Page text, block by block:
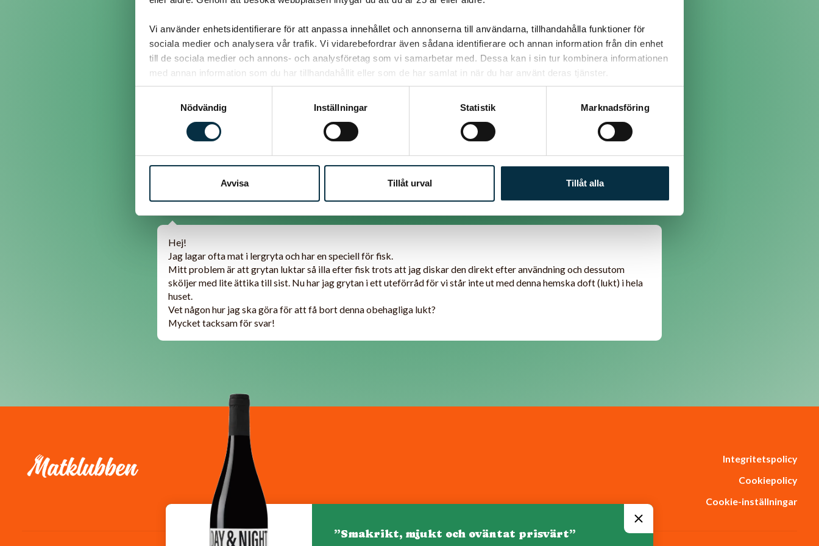
Vi använder enhetsidentifierare för att anpassa innehållet och annonserna till användarna, tillhandahålla funktioner för
sociala medier och analysera vår trafik. Vi vidarebefordrar även sådana identifierare och annan information från din enhet
till de sociala medier och annons- och analysföretag som vi samarbetar med. Dessa kan i sin tur kombinera informationen
med annan information som du har tillhandahållit eller som de har samlat in när du har använt deras tjänster.
Nödvändig
Inställningar Statistik Marknadsföring
Avvisa Tillåt urval Tillåt alla
Det låter som du får slänga den....Det har satt sig i leran..Jag bara gissar nu, men lera är poröst. därför drar den åt sig
smaker....
Jag brukar diska stekpannan med kaffesump om jag stekt fisk i den. Tar bort lukt och smak. Vet inte om det funkar
@atsog
Hej!
Jag lagar ofta mat i lergryta och har en speciell för fisk.
Mitt problem är att grytan luktar så illa efter fisk trots att jag diskar den direkt efter användning och dessutom
sköljer med lite ättika till sist. Nu har jag grytan i ett uteförråd för vi står inte ut med denna hemska doft (lukt) i hela
huset.
Vet någon hur jag ska göra för att få bort denna obehagliga lukt?
Mycket tacksam för svar!
Integritetspolicy
Cookiepolicy
Cookie-inställningar
”Smakrikt, mjukt och oväntat prisvärt”